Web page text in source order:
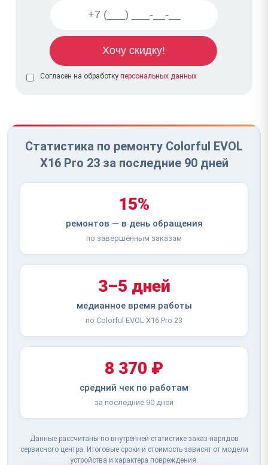
Согласен на обработку персональных данных
Статистика по ремонту Colorful EVOL
X16 Pro 23 за последние 90 дней
15%
ремонтов — в день обращения
по завершённым заказам
3–5 дней
медианное время работы
по Colorful EVOL X16 Pro 23
8 370 ₽
средний чек по работам
за последние 90 дней
Данные рассчитаны по внутренней статистике заказ-нарядов
сервисного центра. Итоговые сроки и стоимость зависят от модели
устройства и характера повреждения.